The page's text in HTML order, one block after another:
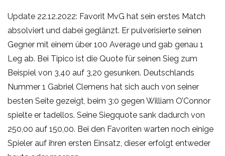
Update 22.12.2022: Favorit MvG hat sein erstes Match
absolviert und dabei geglänzt. Er pulverisierte seinen
Gegner mit einem über 100 Average und gab genau 1
Leg ab. Bei Tipico ist die Quote für seinen Sieg zum
Beispiel von 3,40 auf 3,20 gesunken. Deutschlands
Nummer 1 Gabriel Clemens hat sich auch von seiner
besten Seite gezeigt, beim 3:0 gegen William O’Connor
spielte er tadellos. Seine Siegquote sank dadurch von
250,00 auf 150,00. Bei den Favoriten warten noch einige
Spieler auf ihren ersten Einsatz, dieser erfolgt entweder